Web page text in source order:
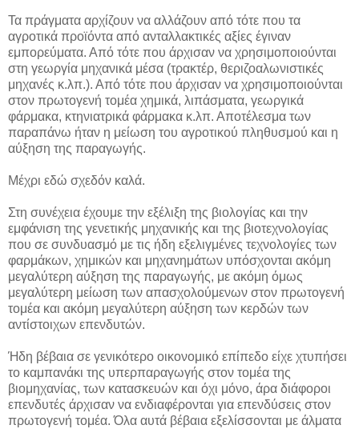
Τα πράγματα αρχίζουν να αλλάζουν από τότε που τα
αγροτικά προϊόντα από ανταλλακτικές αξίες έγιναν
εμπορεύματα. Από τότε που άρχισαν να χρησιμοποιούνται
στη γεωργία μηχανικά μέσα (τρακτέρ, θεριζοαλωνιστικές
μηχανές κ.λπ.). Από τότε που άρχισαν να χρησιμοποιούνται
στον πρωτογενή τομέα χημικά, λιπάσματα, γεωργικά
φάρμακα, κτηνιατρικά φάρμακα κ.λπ. Αποτέλεσμα των
παραπάνω ήταν η μείωση του αγροτικού πληθυσμού και η
αύξηση της παραγωγής.
Μέχρι εδώ σχεδόν καλά.
Στη συνέχεια έχουμε την εξέλιξη της βιολογίας και την
εμφάνιση της γενετικής μηχανικής και της βιοτεχνολογίας
που σε συνδυασμό με τις ήδη εξελιγμένες τεχνολογίες των
φαρμάκων, χημικών και μηχανημάτων υπόσχονται ακόμη
μεγαλύτερη αύξηση της παραγωγής, με ακόμη όμως
μεγαλύτερη μείωση των απασχολούμενων στον πρωτογενή
τομέα και ακόμη μεγαλύτερη αύξηση των κερδών των
αντίστοιχων επενδυτών.
Ήδη βέβαια σε γενικότερο οικονομικό επίπεδο είχε χτυπήσει
το καμπανάκι της υπερπαραγωγής στον τομέα της
βιομηχανίας, των κατασκευών και όχι μόνο, άρα διάφοροι
επενδυτές άρχισαν να ενδιαφέρονται για επενδύσεις στον
πρωτογενή τομέα. Όλα αυτά βέβαια εξελίσσονται με άλματα